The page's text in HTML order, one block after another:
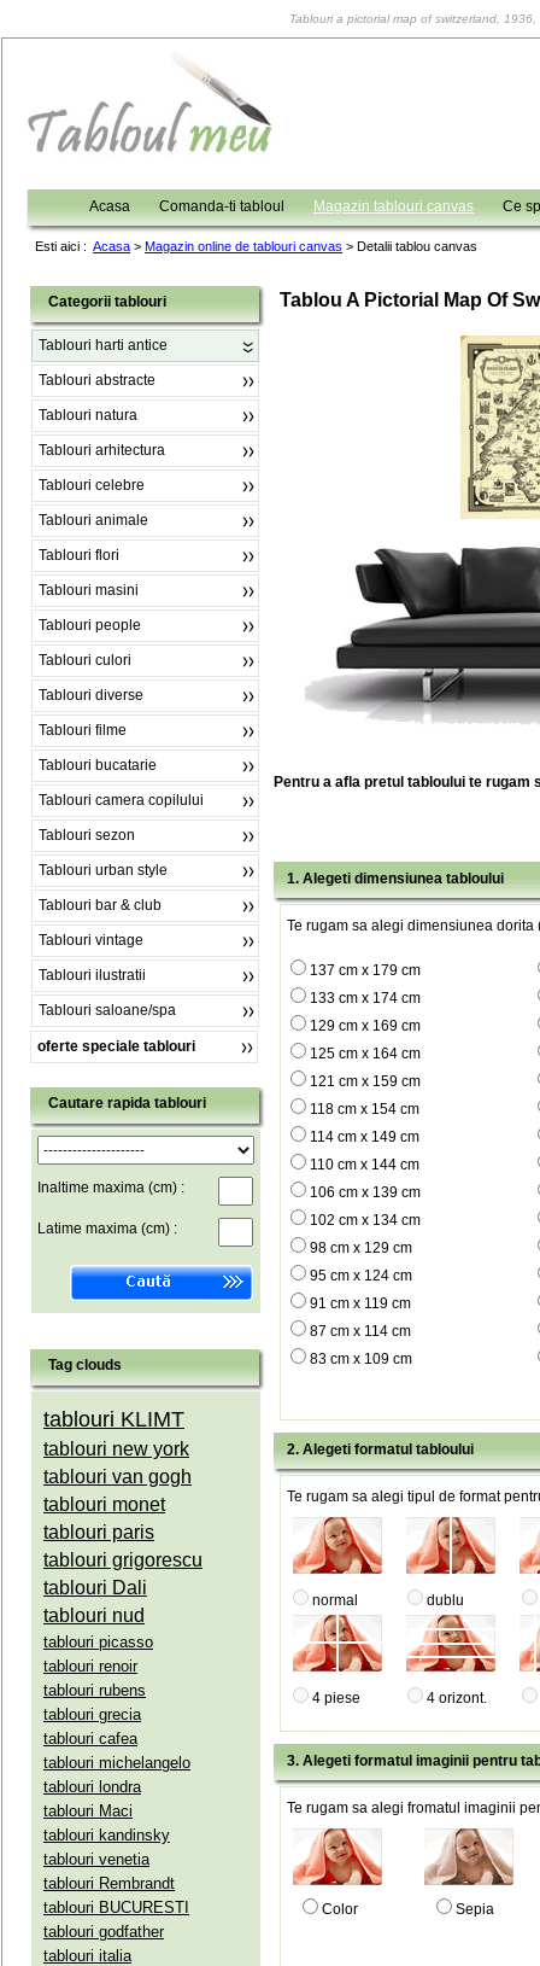
Tablouri a pictorial map of switzerland,
Acasa Comanda-ti tabloul Magazin tablouri canvas Ce
Esti aici : Acasa > Magazin online de tablouri canvas > Detalii tablou canvas
Categorii tablouri
Tablouri harti antice
Tablouri abstracte
Tablouri natura
Tablouri arhitectura
Tablouri celebre
Tablouri animale
Tablouri flori
Tablouri masini
Tablouri people
Tablouri culori
Tablouri diverse
Tablouri filme
Tablouri bucatarie
Tablouri camera copilului
Tablouri sezon
Tablouri urban style
Tablouri bar & club
Tablouri vintage
Tablouri ilustratii
Tablouri saloane/spa
oferte speciale tablouri
Cautare rapida tablouri
Inaltime maxima (cm) :
Latime maxima (cm) :
Tag clouds
tablouri KLIMT
tablouri new york
tablouri van gogh
tablouri monet
tablouri paris
tablouri grigorescu
tablouri Dali
tablouri nud
tablouri picasso
tablouri renoir
tablouri rubens
tablouri grecia
tablouri cafea
tablouri michelangelo
tablouri londra
tablouri Maci
tablouri kandinsky
tablouri venetia
tablouri Rembrandt
tablouri BUCURESTI
tablouri godfather
tablouri italia
Tablou A Pictorial Map Of
Pentru a afla pretul tabloului te rugam
1. Alegeti dimensiunea tabloului
Te rugam sa alegi dimensiunea dorita
137 cm x 179 cm
133 cm x 174 cm
129 cm x 169 cm
125 cm x 164 cm
121 cm x 159 cm
118 cm x 154 cm
114 cm x 149 cm
110 cm x 144 cm
106 cm x 139 cm
102 cm x 134 cm
98 cm x 129 cm
95 cm x 124 cm
91 cm x 119 cm
87 cm x 114 cm
83 cm x 109 cm
2. Alegeti formatul tabloului
Te rugam sa alegi tipul de format
normal dublu
4 piese 4 orizont.
3. Alegeti formatul imaginii pentru
Te rugam sa alegi fromatul imaginii
Color Sepia